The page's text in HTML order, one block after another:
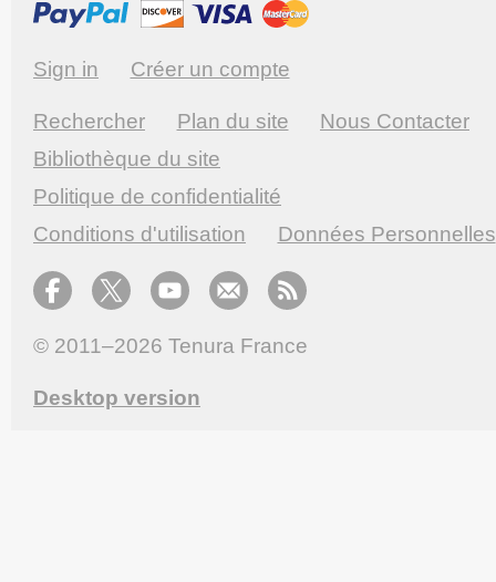
Sign in Créer un compte
Rechercher Plan du site
Nous Contacter
Bibliothèque du site
Politique de confidentialité
Conditions d'utilisation
Données Personnelles
© 2011–2026 Tenura France
Desktop version